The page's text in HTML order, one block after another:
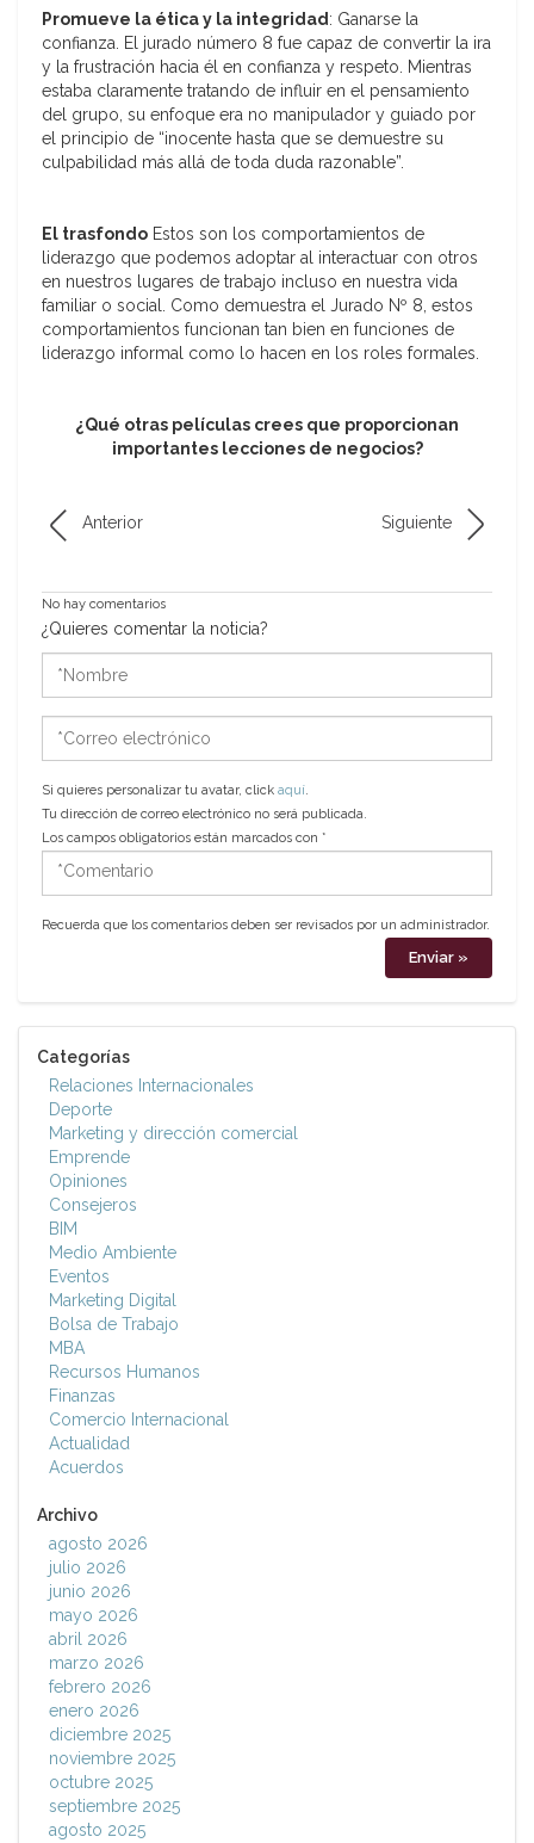
Promueve la ética y la integridad : Ganarse la
confianza. El jurado número 8 fue capaz de convertir la ira
y la frustración hacia él en confianza y respeto. Mientras
estaba claramente tratando de influir en el pensamiento
del grupo, su enfoque era no manipulador y guiado por
el principio de “inocente hasta que se demuestre su
culpabilidad más allá de toda duda razonable”.
El trasfondo Estos son los comportamientos de
liderazgo que podemos adoptar al interactuar con otros
en nuestros lugares de trabajo incluso en nuestra vida
familiar o social. Como demuestra el Jurado Nº 8, estos
comportamientos funcionan tan bien en funciones de
liderazgo informal como lo hacen en los roles formales.
¿Qué otras películas crees que proporcionan
importantes lecciones de negocios?
Anterior Siguiente
No hay comentarios
¿Quieres comentar la noticia?
electrónico
Si quieres personalizar tu avatar, click aquí.
Tu dirección de correo electrónico no será publicada.
Los campos obligatorios están marcados con *
*Comentario
Recuerda que los comentarios deben ser revisados por un administrador.
Categorías
Relaciones Internacionales
Deporte
Marketing y dirección comercial
Emprende
Opiniones
Consejeros
BIM
Medio Ambiente
Eventos
Marketing Digital
Bolsa de Trabajo
MBA
Recursos Humanos
Finanzas
Comercio Internacional
Actualidad
Acuerdos
Archivo
agosto 2026
julio 2026
junio 2026
mayo 2026
abril 2026
marzo 2026
febrero 2026
enero 2026
diciembre 2025
noviembre 2025
octubre 2025
septiembre 2025
agosto 2025